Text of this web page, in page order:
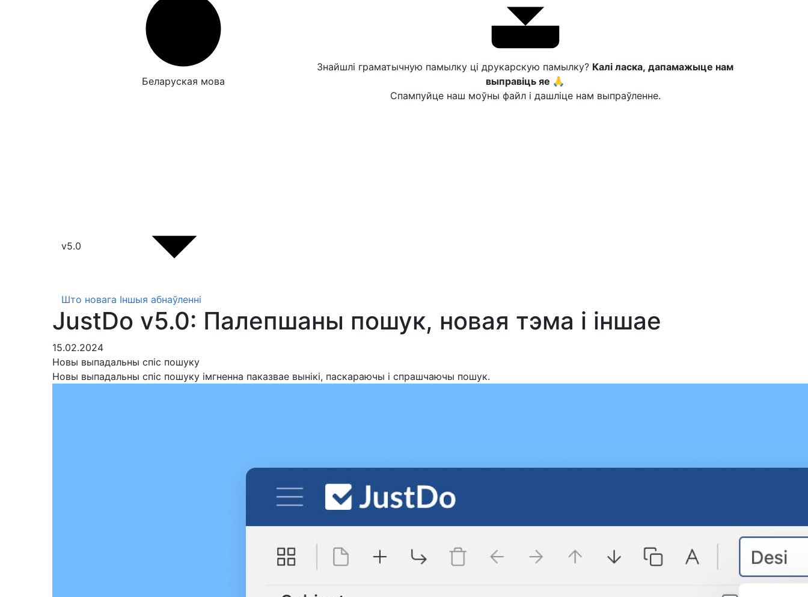
Беларуская мова
Знайшлі граматычную памылку ці друкарскую памылку? Калі ласка, дапамажыце нам
выправіць яе 🙏
Спампуйце наш моўны файл і дашліце нам выпраўленне.
v5.0
Што новага Іншыя абнаўленні
JustDo v5.0: Палепшаны пошук, новая тэма і іншае
15.02.2024
Новы выпадальны спіс пошуку
Новы выпадальны спіс пошуку імгненна паказвае вынікі, паскараючы і спрашчаючы пошук.